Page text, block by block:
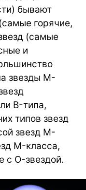
бывают
горячие,
(самые
и
звезды M-
B-типа,
типов звезд
звезд M-
M-класса,
с O-звездой.